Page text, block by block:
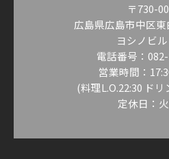
〒730-
広島県広島市中区
ヨシノビ
電話番号：
営業時間：
(料理L.O.22:30 ドリ
定休日：